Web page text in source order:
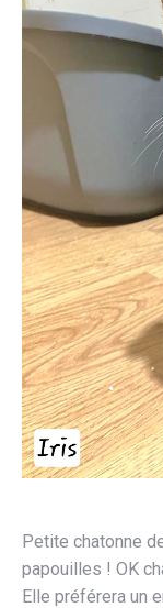
Petite chatonne
papouilles ! OK
Elle préférera un